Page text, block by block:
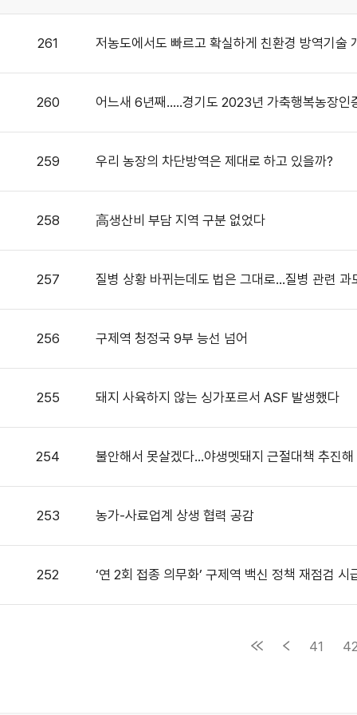
261 저농도에서도 빠르고 확실하게 친환경 방역기술
260 어느새 6년째.....경기도 2023년 가축행복농장인
259 우리 농장의 차단방역은 제대로 하고 있을까?
258 高생산비 부담 지역 구분 없었다
257 질병 상황 바뀌는데도 법은 그대로…질병 관련 과
256 구제역 청정국 9부 능선 넘어
255 돼지 사육하지 않는 싱가포르서 ASF 발생했다
254 불안해서 못살겠다...야생멧돼지 근절대책 추진해
253 농가-사료업계 상생 협력 공감
252 ‘연 2회 접종 의무화’ 구제역 백신 정책 재점검 시
41